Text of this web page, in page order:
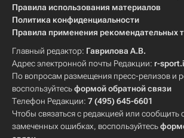
Правила использования материалов
Политика конфиденциальности
Правила применения рекомендательных
Главный редактор: Гаврилова А.В.
Адрес электронной почты Редакции: r-
По вопросам размещения пресс-релизов и
воспользуйтесьформой обратной связи
Телефон Редакции: 7 (495) 645-6601
Чтобы связаться с редакцией или сообщить
замеченных ошибках, воспользуйтесь